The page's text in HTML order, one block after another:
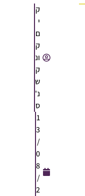
ק
י
ם
ק
ונ
ק
ש
נ'
ס
1
3
/
0
8
/
2